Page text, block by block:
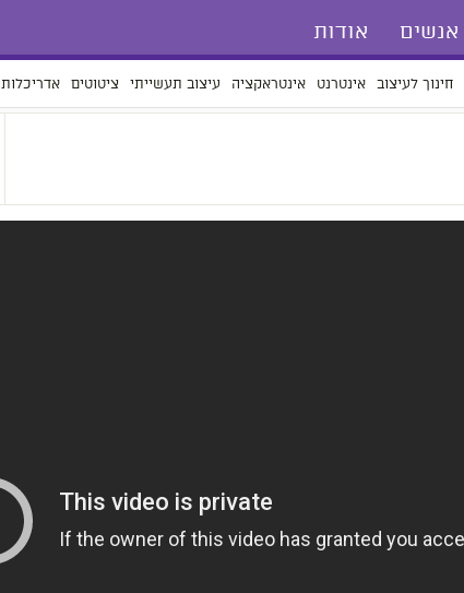
אנשים אודות
חינוך לעיצוב אינטרנט אינטראקציה עיצוב תעשייתי ציטוטים אדריכלות